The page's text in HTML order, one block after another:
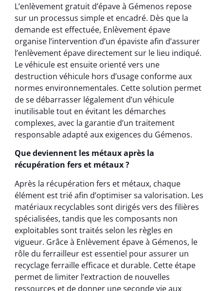
L’enlèvement gratuit d’épave à Gémenos repose
sur un processus simple et encadré. Dès que la
demande est effectuée, Enlèvement épave
organise l’intervention d’un épaviste afin d’assurer
l’enlèvement épave directement sur le lieu indiqué.
Le véhicule est ensuite orienté vers une
destruction véhicule hors d’usage conforme aux
normes environnementales. Cette solution permet
de se débarrasser légalement d’un véhicule
inutilisable tout en évitant les démarches
complexes, avec la garantie d’un traitement
responsable adapté aux exigences du Gémenos.
Que deviennent les métaux après la
récupération fers et métaux ?
Après la récupération fers et métaux, chaque
élément est trié afin d’optimiser sa valorisation. Les
matériaux recyclables sont dirigés vers des filières
spécialisées, tandis que les composants non
exploitables sont traités selon les règles en
vigueur. Grâce à Enlèvement épave à Gémenos, le
rôle du ferrailleur est essentiel pour assurer un
recyclage ferraille efficace et durable. Cette étape
permet de limiter l’extraction de nouvelles
ressources et de donner une seconde vie aux